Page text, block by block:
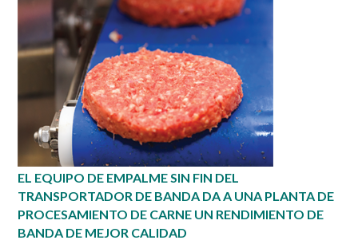
EL EQUIPO DE EMPALME SIN FIN DEL
TRANSPORTADOR DE BANDA DA A UNA PLANTA DE
PROCESAMIENTO DE CARNE UN RENDIMIENTO DE
BANDA DE MEJOR CALIDAD